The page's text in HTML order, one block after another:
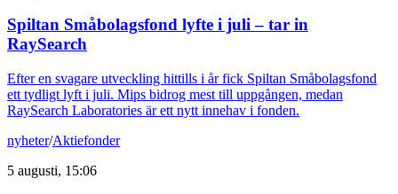
Spiltan Småbolagsfond lyfte i juli – tar in
RaySearch
Efter en svagare utveckling hittills i år fick Spiltan Småbolagsfond
ett tydligt lyft i juli. Mips bidrog mest till uppgången, medan
RaySearch Laboratories är ett nytt innehav i fonden.
nyheter/Aktiefonder
5 augusti, 15:06